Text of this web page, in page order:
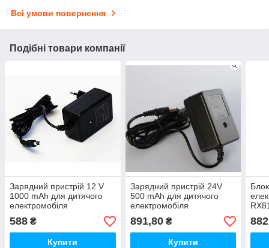
Всі умови повернення
Подібні товари компанії
Зарядний пристрій 12 V
1000 mAh для дитячого
електромобіля
588 ₴
Купити
Зарядний пристрій 24V
500 mAh для дитячого
електромобіля
891,80₴
Купити
882